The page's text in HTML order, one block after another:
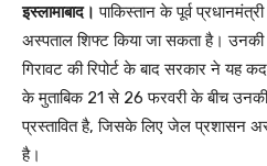
इस्लामाबाद। पाकिस्तान के पूर्व
अस्पताल शिफ्ट किया जा सकता है।
गिरावट की रिपोर्ट के बाद सरकार ने यह
के मुताबिक 21 से 26 फरवरी के बीच
प्रस्तावित है, जिसके लिए जेल प्रशासन
है।